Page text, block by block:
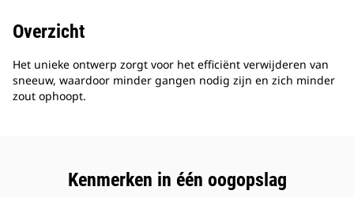
Overzicht
Het unieke ontwerp zorgt voor het efficiënt verwijderen van
sneeuw, waardoor minder gangen nodig zijn en zich minder
zout ophoopt.
Kenmerken in één oogopslag